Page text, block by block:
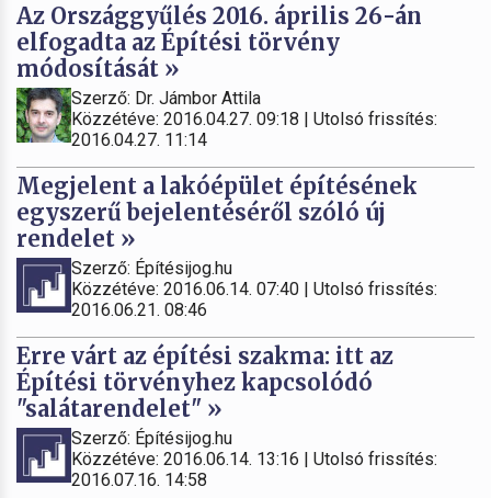
Az Országgyűlés 2016. április 26-án
elfogadta az Építési törvény
módosítását »
Szerző: Dr. Jámbor Attila
Közzétéve: 2016.04.27. 09:18 | Utolsó frissítés:
2016.04.27. 11:14
Megjelent a lakóépület építésének
egyszerű bejelentéséről szóló új
rendelet »
Szerző: Építésijog.hu
Közzétéve: 2016.06.14. 07:40 | Utolsó frissítés:
2016.06.21. 08:46
Erre várt az építési szakma: itt az
Építési törvényhez kapcsolódó
"salátarendelet" »
Szerző: Építésijog.hu
Közzétéve: 2016.06.14. 13:16 | Utolsó frissítés:
2016.07.16. 14:58